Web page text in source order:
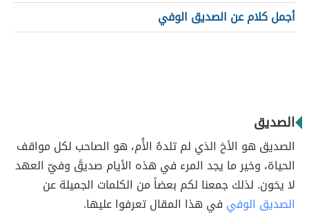
أجمل كلام عن الصديق الوفي
الصديق
الصديق هو الأخ الذي لم تلدهُ الأُم، هو الصاحب لكل مواقف
الحياة، وخير ما يجد المرء في هذه الأيام صديقً وفيّ العهد
لا يخون. لذلك جمعنا لكم بعضاً من الكلمات الجميلة عن
الصديق الوفي في هذا المقال تعرفوا عليها.